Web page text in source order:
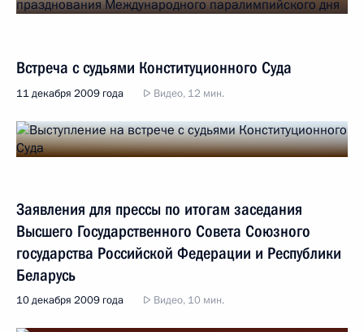
Встреча с судьями Конституционного Суда
11 декабря 2009 года Видео, 12 мин.
Заявления для прессы по итогам заседания
Высшего Государственного Совета Союзного
государства Российской Федерации и Республики
Беларусь
10 декабря 2009 года Видео, 10 мин.